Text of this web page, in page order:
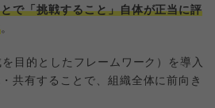
で「挑戦すること」自体が正当に評
。
目的としたフレームワーク）を導入
共有することで、組織全体に前向き